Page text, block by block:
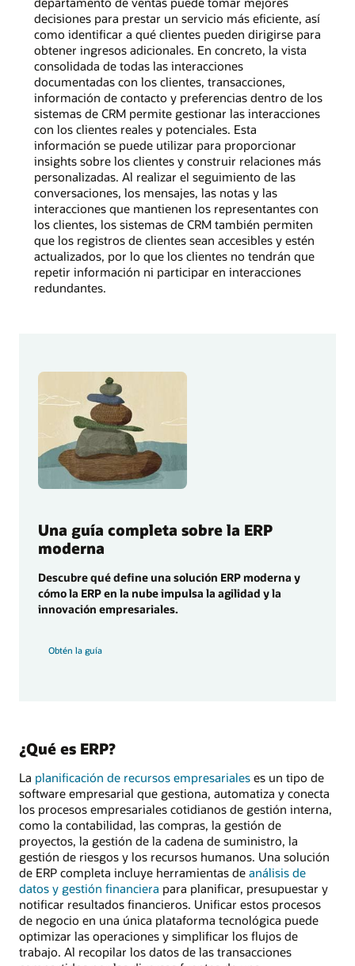
decisiones para prestar un servicio más eficiente, así
como identificar a qué clientes pueden dirigirse para
obtener ingresos adicionales. En concreto, la vista
consolidada de todas las interacciones
documentadas con los clientes, transacciones,
información de contacto y preferencias dentro de los
sistemas de CRM permite gestionar las interacciones
con los clientes reales y potenciales. Esta
información se puede utilizar para proporcionar
insights sobre los clientes y construir relaciones más
personalizadas. Al realizar el seguimiento de las
conversaciones, los mensajes, las notas y las
interacciones que mantienen los representantes con
los clientes, los sistemas de CRM también permiten
que los registros de clientes sean accesibles y estén
actualizados, por lo que los clientes no tendrán que
repetir información ni participar en interacciones
redundantes.
Una guía completa sobre la ERP
moderna
Descubre qué define una solución ERP moderna y
cómo la ERP en la nube impulsa la agilidad y la
innovación empresariales.
Obtén la guía
¿Qué es ERP?
La planificación de recursos empresariales es un tipo de
software empresarial que gestiona, automatiza y conecta
los procesos empresariales cotidianos de gestión interna,
como la contabilidad, las compras, la gestión de
proyectos, la gestión de la cadena de suministro, la
gestión de riesgos y los recursos humanos. Una solución
de ERP completa incluye herramientas de análisis de
datos y gestión financiera para planificar, presupuestar y
notificar resultados financieros. Unificar estos procesos
de negocio en una única plataforma tecnológica puede
optimizar las operaciones y simplificar los flujos de
trabajo. Al recopilar los datos de las transacciones